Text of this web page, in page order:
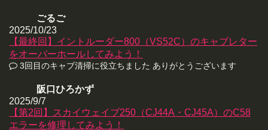
ごるご
2025/10/23
【最終回】イントルーダー800（VS52C）のキャブレター
をオーバーホールしてみよう！
3回目のキャブ清掃に役立ちました ありがとうございます
阪口ひろかず
2025/9/7
【第2回】スカイウェイブ250（CJ44A・CJ45A）のC58
エラーを修理してみよう！